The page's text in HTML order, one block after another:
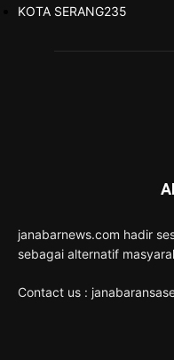
KOTA SERANG235
janabarnews.com hadir
sebagai alternatif
Contact us :